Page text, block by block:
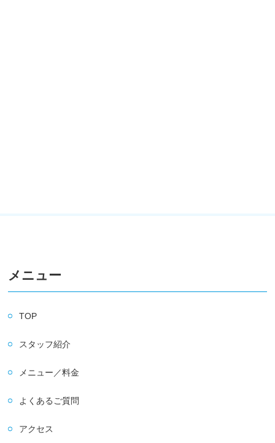
メニュー
TOP
スタッフ紹介
メニュー／料金
よくあるご質問
アクセス